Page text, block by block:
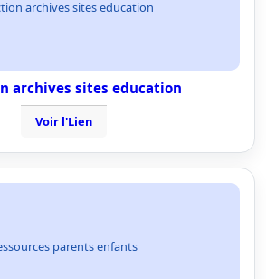
archives sites education
archives sites education
Voir l'Lien
parents enfants